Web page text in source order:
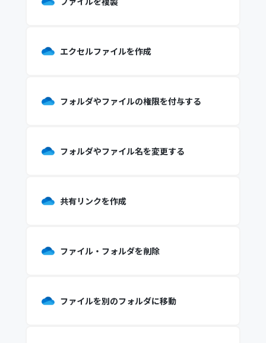
エクセルファイルを作成
フォルダやファイルの権限を付与する
フォルダやファイル名を変更する
共有リンクを作成
ファイル・フォルダを削除
ファイルを別のフォルダに移動